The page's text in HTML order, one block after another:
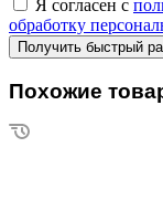
Я согласен с
обработку
Похожие